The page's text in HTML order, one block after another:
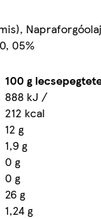
05%
100 g
888 kJ /
212 kcal
12 g
1,9 g
0 g
0 g
26 g
1,24 g